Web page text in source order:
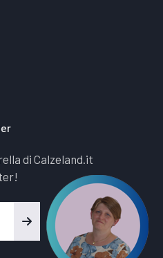
di Calzeland.it